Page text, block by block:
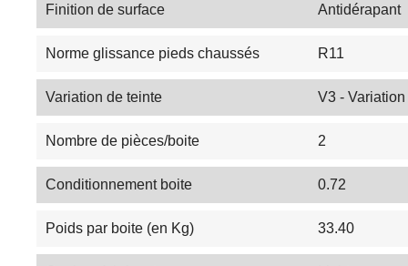
Finition de surface Antidérapant
Norme glissance pieds chaussés R11
Variation de teinte V3 -
Nombre de pièces/boite 2
Conditionnement boite 0.72
Poids par boite (en Kg) 33.40